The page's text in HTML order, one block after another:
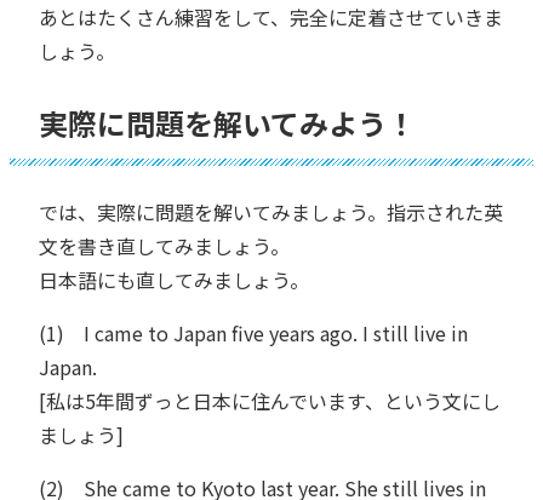
あとはたくさん練習をして、完全に定着させていきま
しょう。
実際に問題を解いてみよう！
では、実際に問題を解いてみましょう。指示された英
文を書き直してみましょう。
日本語にも直してみましょう。
(1) I came to Japan five years ago. I still live in
Japan.
[私は5年間ずっと日本に住んでいます、という文にし
ましょう]
(2) She came to Kyoto last year. She still lives in